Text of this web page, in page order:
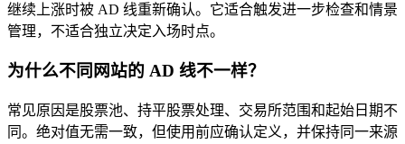
继续上涨时被 AD 线重新确认。它适合触发进一步检查和情景
管理，不适合独立决定入场时点。
为什么不同网站的 AD 线不一样？
常见原因是股票池、持平股票处理、交易所范围和起始日期不
同。绝对值无需一致，但使用前应确认定义，并保持同一来源